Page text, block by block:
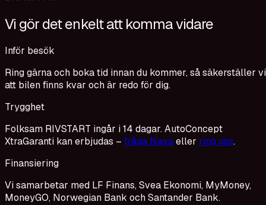
Vi gör det enkelt att komma vidare
Inför besök
Ring gärna och boka tid innan du kommer, så säkerställer vi
att bilen finns kvar och är redo för dig.
Trygghet
Folksam RIVSTART ingår i 14 dagar. AutoConcept
XtraGaranti kan erbjudas – fråga Nayaeller ring oss.
Finansiering
Vi samarbetar med LF Finans, Svea Ekonomi, MyMoney,
MoneyGO, Norwegian Bank och Santander Bank.